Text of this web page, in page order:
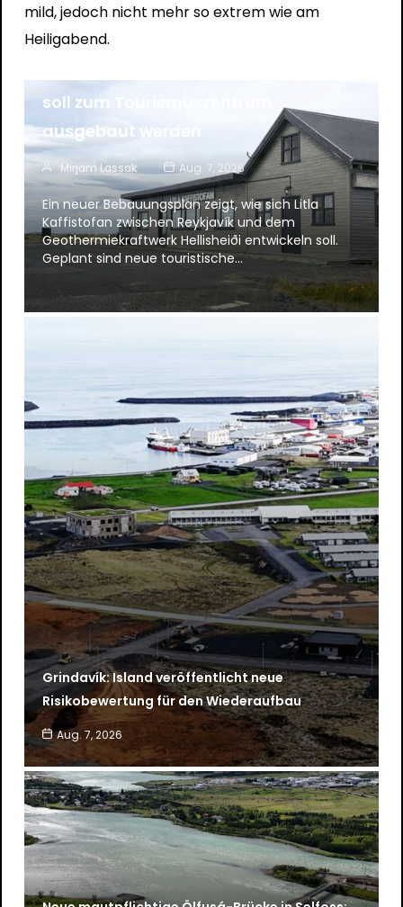
mild, jedoch nicht mehr so extrem wie am
Heiligabend.
News Tourismus
soll zum Tourismuszentrum
ausgebaut werden
Mirjam Lassak Aug. 7, 2026
Ein neuer Bebauungsplan zeigt, wie sich Litla
Kaffistofan zwischen Reykjavík und dem
Geothermiekraftwerk Hellisheiði entwickeln soll.
Geplant sind neue touristische…
Grindavík: Island veröffentlicht neue
Risikobewertung für den Wiederaufbau
Aug. 7, 2026